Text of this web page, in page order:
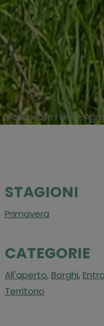
Mandorlo in Fiore -
STAGIONI
Primavera
CATEGORIE
All'aperto,Borghi,
Territorio